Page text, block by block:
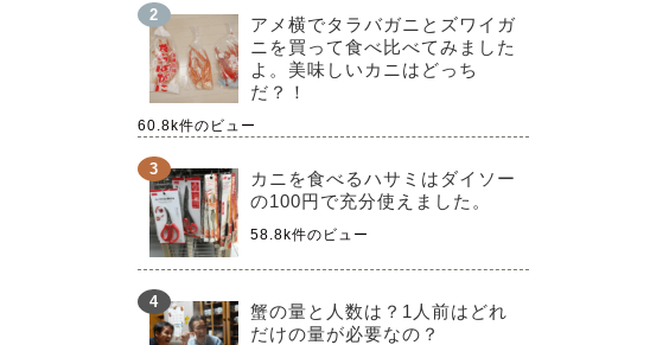
アメ横でタラバガニとズワイガ
ニを買って食べ比べてみました
よ。美味しいカニはどっち
だ？！
60.8k件のビュー
カニを食べるハサミはダイソー
の100円で充分使えました。
58.8k件のビュー
蟹の量と人数は？1人前はどれ
だけの量が必要なの？